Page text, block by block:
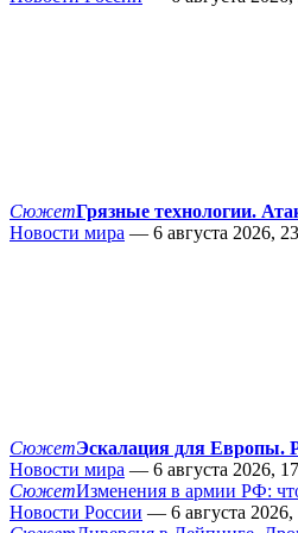
СюжетГрязные технологии.
Новости мира — 6 августа 2026,
СюжетЭскалация для Европы.
Новости мира — 6 августа 2026,
СюжетИзменения в армии РФ:
Новости России — 6 августа 2026,